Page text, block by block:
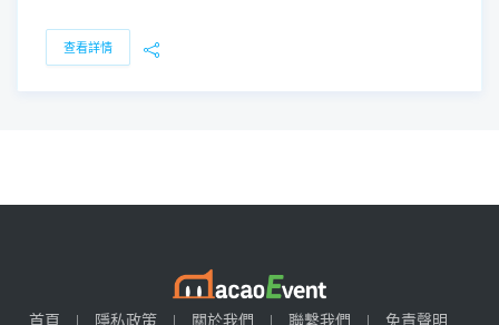
查看詳情
首頁 隱私政策 關於我們 聯繫我們 免責聲明